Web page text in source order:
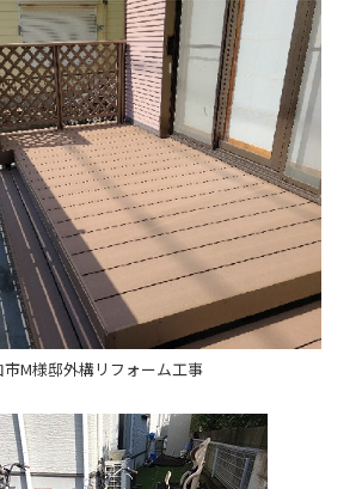
市M様邸外構リフォーム工事